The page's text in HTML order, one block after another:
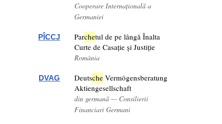
Cooperare Internațională a
Germaniei
PÎCCJ Parchetul de pe lângă Înalta
Curte de Casație și Justiție
România
DVAG Deutsche Vermögensberatung
Aktiengesellschaft
din germană — Consilierii
Financiari Germani